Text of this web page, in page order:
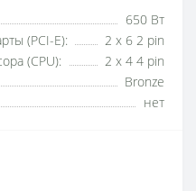
650 Вт
(PCI-E):
2 x 6 2 pin
(CPU):
2 x 4 4 pin
Bronze
нет